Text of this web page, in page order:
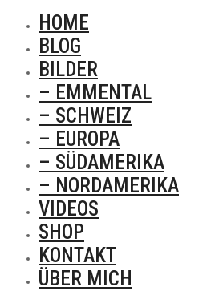
HOME
BLOG
BILDER
– EMMENTAL
– SCHWEIZ
– EUROPA
– SÜDAMERIKA
– NORDAMERIKA
VIDEOS
SHOP
KONTAKT
ÜBER MICH